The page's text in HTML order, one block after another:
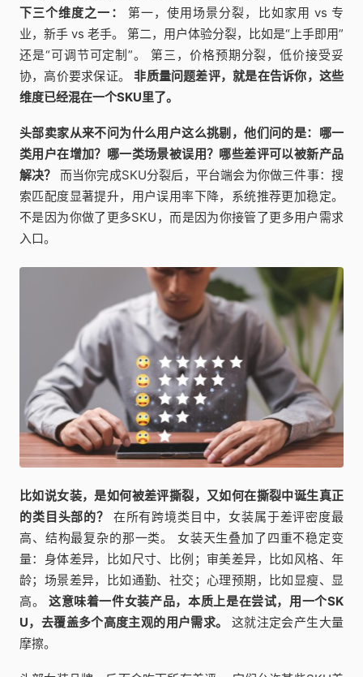
下三个维度之一：
第一，使用场景分裂，比如家用 vs 专
业，新手 vs 老手。 第二，用户体验分裂，比如是“上手即用”
还是“可调节可定制”。 第三，价格预期分裂，低价接受妥
协，高价要求保证。非质量问题差评，就是在告诉你，这些
维度已经混在一个SKU里了。
头部卖家从来不问为什么用户这么挑剔，他们问的是：哪一
类用户在增加？哪一类场景被误用？哪些差评可以被新产品
解决？
而当你完成SKU分裂后，平台端会为你做三件事：搜
索匹配度显著提升，用户误用率下降，系统推荐更加稳定。
不是因为你做了更多SKU，而是因为你接管了更多用户需求
入口。
比如说女装，是如何被差评撕裂，又如何在撕裂中诞生真正
的类目头部的？
在所有跨境类目中，女装属于差评密度最
高、结构最复杂的那一类。 女装天生叠加了四重不稳定变
量：身体差异，比如尺寸、比例；审美差异，比如风格、年
龄；场景差异，比如通勤、社交；心理预期，比如显瘦、显
高。 这意味着一件女装产品，本质上是在尝试，用一个SK
U，去覆盖多个高度主观的用户需求。
这就注定会产生大量
摩擦。